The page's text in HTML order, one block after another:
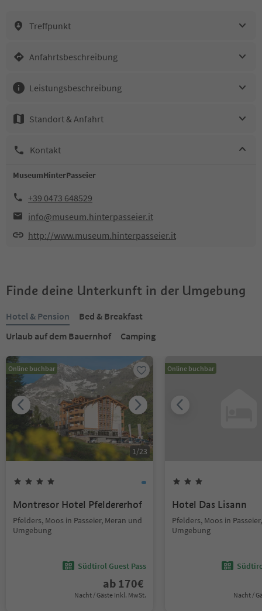
Treffpunkt
Anfahrtsbeschreibung
Leistungsbeschreibung
Standort & Anfahrt
Kontakt
MuseumHinterPasseier
+39 0473 648529
info@museum.hinterpasseier.it
http://www.museum.hinterpasseier.it
Finde deine Unterkunft in der Umgebung
Hotel & Pension
Bed & Breakfast
Urlaub auf dem Bauernhof
Camping
Online buchbar
1/23
Montresor Hotel Pfeldererhof
Pfelders, Moos in Passeier, Meran und
Umgebung
Südtirol Guest Pass
ab 170€
Nacht / Gäste Inkl. MwSt.
Online buchbar
Hotel Das Lisann
Pfelders, Moos in
Umgebung
Nacht /